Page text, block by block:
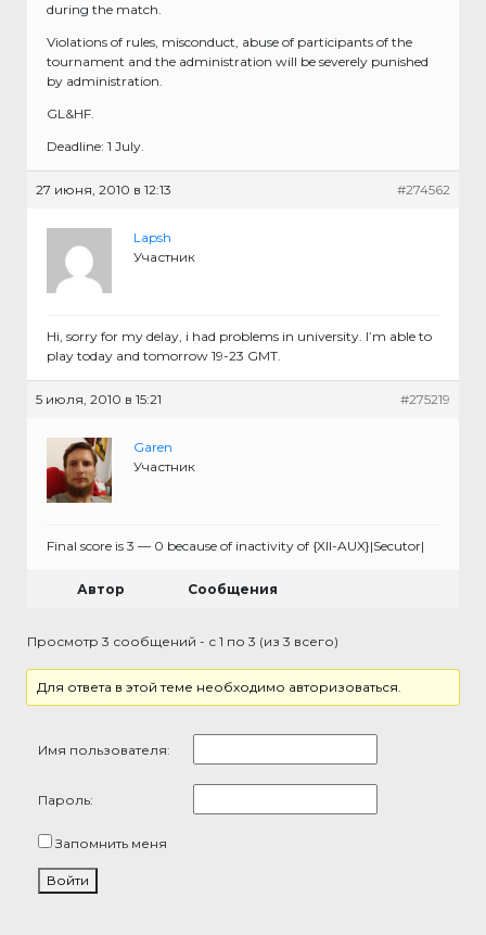
during the match.
Violations of rules, misconduct, abuse of participants of the
tournament and the administration will be severely punished
by administration.
GL&HF.
Deadline: 1 July.
27 июня, 2010 в 12:13 #274562
Lapsh
Участник
Hi, sorry for my delay, i had problems in university. I’m able to
play today and tomorrow 19-23 GMT.
5 июля, 2010 в 15:21 #275219
Garen
Участник
Final score is 3 — 0 because of inactivity of {XII-AUX}|Secutor|
Автор Сообщения
Просмотр 3 сообщений - с 1 по 3 (из 3 всего)
Для ответа в этой теме необходимо авторизоваться.
Имя пользователя:
Пароль:
Запомнить меня
Войти